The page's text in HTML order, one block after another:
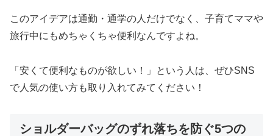
このアイデアは通勤・通学の人だけでなく、子育てママや
旅行中にもめちゃくちゃ便利なんですよね。
「安くて便利なものが欲しい！」という人は、ぜひSNS
で人気の使い方も取り入れてみてください！
ショルダーバッグのずれ落ちを防ぐ5つの